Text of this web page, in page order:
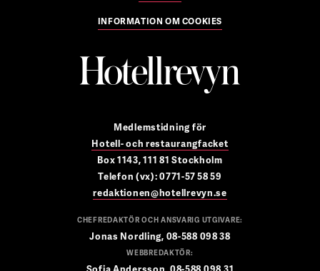
INFORMATION OM COOKIES
Medlemstidning för
Hotell- och restaurangfacket
Box 1143, 111 81 Stockholm
Telefon (vx): 0771-57 58 59
redaktionen@hotellrevyn.se
CHEFREDAKTÖR OCH ANSVARIG UTGIVARE:
Jonas Nordling, 08-588 098 38
WEBBREDAKTÖR: